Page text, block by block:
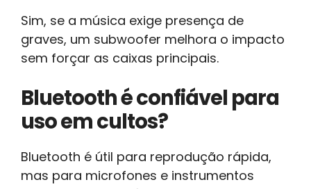
Sim, se a música exige presença de
graves, um subwoofer melhora o impacto
sem forçar as caixas principais.
Bluetooth é confiável para
uso em cultos?
Bluetooth é útil para reprodução rápida,
mas para microfones e instrumentos